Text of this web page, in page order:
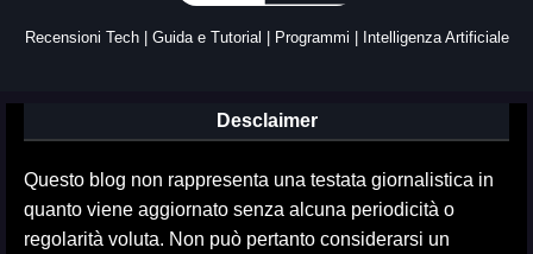
Recensioni Tech | Guida e Tutorial | Programmi | Intelligenza Artificiale
Desclaimer
Questo blog non rappresenta una testata giornalistica in
quanto viene aggiornato senza alcuna periodicità o
regolarità voluta. Non può pertanto considerarsi un